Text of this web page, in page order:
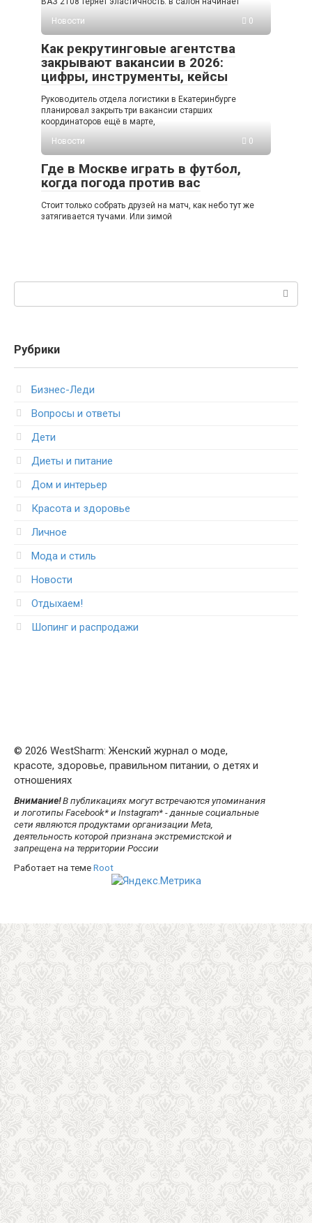
Новости
0
Как рекрутинговые агентства
закрывают вакансии в 2026:
цифры, инструменты, кейсы
Руководитель отдела логистики в Екатеринбурге
планировал закрыть три вакансии старших
координаторов ещё в марте,
Новости
0
Где в Москве играть в футбол,
когда погода против вас
Стоит только собрать друзей на матч, как небо тут же
затягивается тучами. Или зимой
Рубрики
Бизнес-Леди
Вопросы и ответы
Дети
Диеты и питание
Дом и интерьер
Красота и здоровье
Личное
Мода и стиль
Новости
Отдыхаем!
Шопинг и распродажи
© 2026 WestSharm: Женский журнал о моде,
красоте, здоровье, правильном питании, о детях и
отношениях
Внимание!В публикациях могут встречаются упоминания
и логотипы Facebook* и Instagram* - данные социальные
сети являются продуктами организации Meta,
деятельность которой признана экстремистской и
запрещена на территории России
Работает на темеRoot